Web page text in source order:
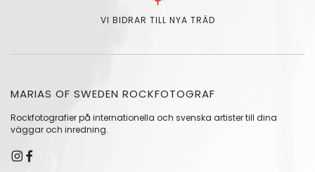
VI BIDRAR TILL NYA TRÄD
MARIAS OF SWEDEN ROCKFOTOGRAF
Rockfotografier på internationella och svenska artister till dina
väggar och inredning.